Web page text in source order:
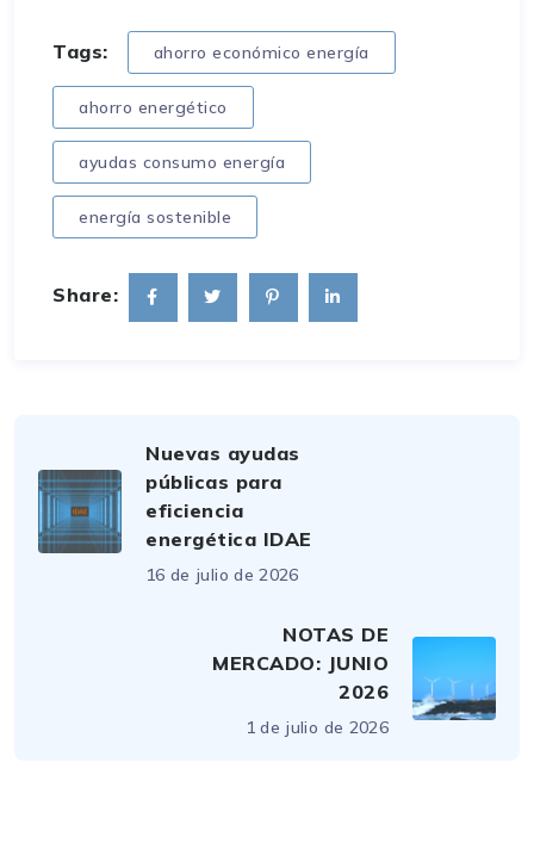
Tags: ahorro económico energía
ahorro energético
ayudas consumo energía
energía sostenible
Share:
Nuevas ayudas
públicas para
eficiencia
energética IDAE
16 de julio de 2026
NOTAS DE
MERCADO: JUNIO
2026
1 de julio de 2026